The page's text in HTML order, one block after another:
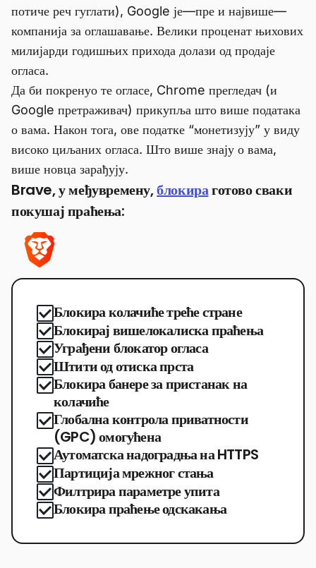
потиче реч гуглати), Google је—пре и највише—
компанија за оглашавање. Велики проценат њихових
милијарди годишњих прихода долази од продаје
огласа.
Да би покренуо те огласе, Chrome прегледач (и
Google претраживач) прикупља што више података
о вама. Након тога, ове податке “монетизују” у виду
високо циљаних огласа. Што више знају о вама,
више новца зарађују.
Brave, у међувремену,блокираготово сваки
покушај праћења:
Блокира колачиће треће стране
Блокирај вишелокалиска праћења
Уграђени блокатор огласа
Штити од отиска прста
Блокира банере за пристанак на
колачиће
Глобална контрола приватности
(GPC) омогућена
Аутоматска надоградња на HTTPS
Партиција мрежног стања
Филтрира параметре упита
Блокира праћење одскакања